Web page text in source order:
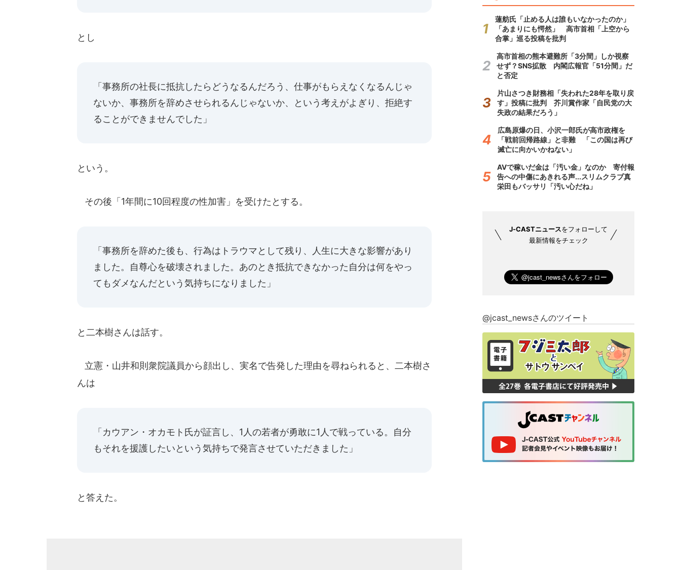
とし
「事務所の社長に抵抗したらどうなるんだろう、仕事がもらえなくなるんじゃ
ないか、事務所を辞めさせられるんじゃないか、という考えがよぎり、拒絶す
ることができませんでした」
という。
その後「1年間に10回程度の性加害」を受けたとする。
「事務所を辞めた後も、行為はトラウマとして残り、人生に大きな影響があり
ました。自尊心を破壊されました。あのとき抵抗できなかった自分は何をやっ
てもダメなんだという気持ちになりました」
と二本樹さんは話す。
立憲・山井和則衆院議員から顔出し、実名で告発した理由を尋ねられると、二本樹さ
んは
「カウアン・オカモト氏が証言し、1人の若者が勇敢に1人で戦っている。自分
もそれを援護したいという気持ちで発言させていただきました」
と答えた。
蓮舫氏「止める人は誰もいなかったのか」
「あまりにも愕然」 高市首相「上空から
合掌」巡る投稿を批判
高市首相の熊本避難所「3分間」しか視察
せず？SNS拡散 内閣広報官「51分間」だ
と否定
片山さつき財務相「失われた28年を取り戻
す」投稿に批判 芥川賞作家「自民党の大
失政の結果だろう」
広島原爆の日、小沢一郎氏が高市政権を
「戦前回帰路線」と非難 「この国は再び
滅亡に向かいかねない」
AVで稼いだ金は「汚い金」なのか 寄付報
告への中傷にあきれる声...スリムクラブ真
栄田もバッサリ「汚い心だね」
J-CASTニュースをフォローして
最新情報をチェック
@jcast_newsさんのツイート